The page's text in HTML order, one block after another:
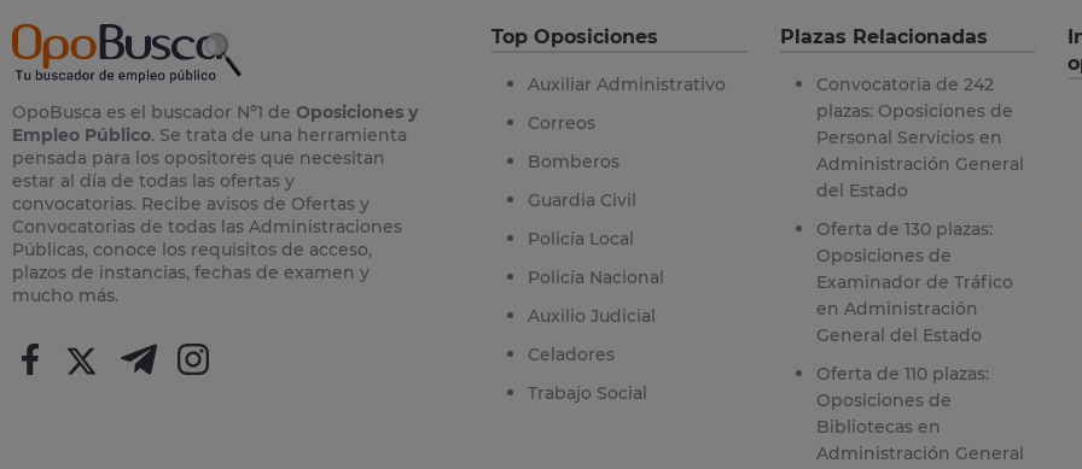
OpoBusca es el buscador Nº1 de Oposiciones y
Empleo Público. Se trata de una herramienta
pensada para los opositores que necesitan
estar al día de todas las ofertas y
convocatorias. Recibe avisos de Ofertas y
Convocatorias de todas las Administraciones
Públicas, conoce los requisitos de acceso,
plazos de instancias, fechas de examen y
mucho más.
Top Oposiciones
Auxiliar Administrativo
Correos
Bomberos
Guardia Civil
Policía Local
Policía Nacional
Auxilio Judicial
Celadores
Trabajo Social
Plazas Relacionadas
Convocatoria de 242
plazas: Oposiciones de
Personal Servicios en
Administración General
del Estado
Oferta de 130 plazas:
Oposiciones de
Examinador de Tráfico
en Administración
General del Estado
Oferta de 110 plazas:
Oposiciones de
Bibliotecas en
Administración General